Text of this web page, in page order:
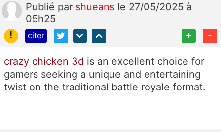
Publié par shueans le 27/05/2025 à
05h25
!
citer + -
crazy chicken 3d is an excellent choice for
gamers seeking a unique and entertaining
twist on the traditional battle royale format.